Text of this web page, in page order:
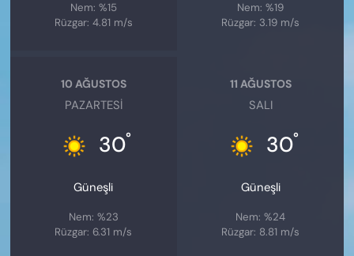
Nem: %15
Rüzgar: 4.81 m/s
Nem: %19
Rüzgar: 3.19 m/s
10 AĞUSTOS
PAZARTESI
30°
Güneşli
Nem: %23
Rüzgar: 6.31 m/s
11 AĞUSTOS
SALI
30°
Güneşli
Nem: %24
Rüzgar: 8.81 m/s